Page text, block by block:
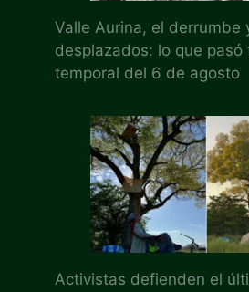
Valle Aurina, el derrumbe
desplazados: lo que pasó
temporal del 6 de agosto
Activistas defienden el